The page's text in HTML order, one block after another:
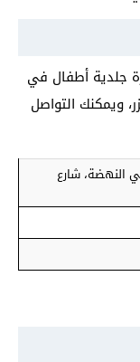
جلدية أطفال في
ويمكنك التواصل
النهضة، شارع